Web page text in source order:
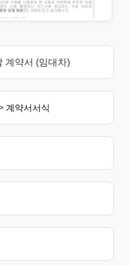
계약서 (임대차)
계약서서식